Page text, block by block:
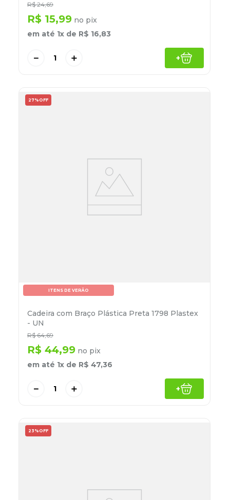
R$ 24,69
R$ 15,99 no pix
em até 1x de R$ 16,83
＋
－ +
27% OFF
ITENS DE VERÃO
Cadeira com Braço Plástica Preta 1798 Plastex
- UN
R$ 64,69
R$ 44,99 no pix
em até 1x de R$ 47,36
＋
－ +
23% OFF